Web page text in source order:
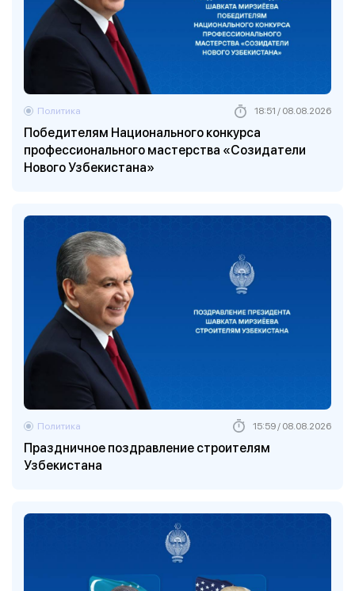
Победителям Национального конкурса
профессионального мастерства «Созидатели
Нового Узбекистана»
Политика 18:51 / 08.08.2026
Праздничное поздравление строителям
Узбекистана
Политика 15:59 / 08.08.2026